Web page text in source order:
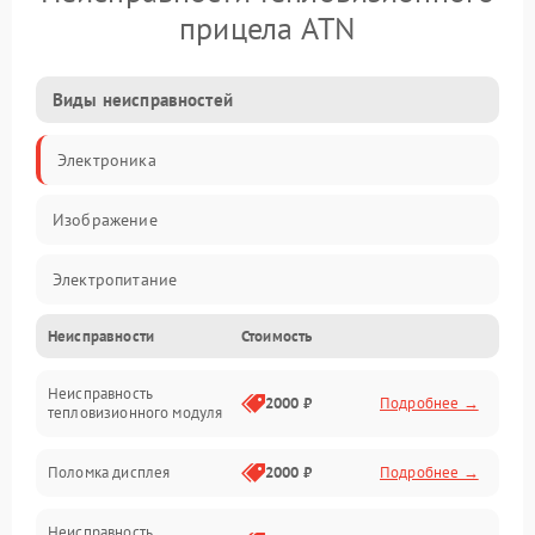
прицела ATN
Виды неисправностей
Электроника
Изображение
Электропитание
Измерения
Матрица
Неисправности Стоимость
Неисправность
тепловизионного модуля
2000 ₽ Подробнее →
Поломка дисплея 2000 ₽ Подробнее →